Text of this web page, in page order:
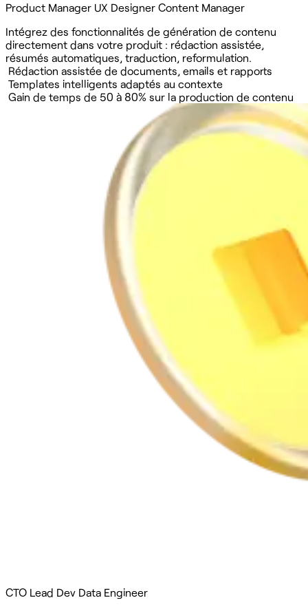
Product Manager UX Designer Content Manager
Intégrez des fonctionnalités de génération de contenu
directement dans votre produit : rédaction assistée,
résumés automatiques, traduction, reformulation.
Rédaction assistée de documents, emails et rapports
Templates intelligents adaptés au contexte
Gain de temps de 50 à 80% sur la production de contenu
CTO Lead Dev Data Engineer